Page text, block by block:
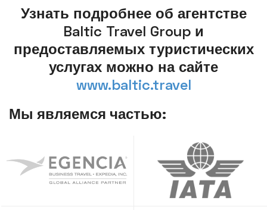
Узнать подробнее об агентстве
Baltic Travel Group и
предоставляемых туристических
услугах можно на сайте
www.baltic.travel
Мы являемся частью: